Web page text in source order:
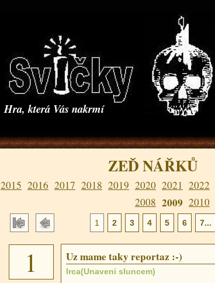
Hra, která Vás nakrmí
ZEĎ NÁŘKŮ
2022
2021
2020
2019
2018
2017
2016
2015
2010
2009
2008
1 2 3 4 5 6 7...
1 Uz mame taky reportaz :-)
Irca(Unaveni sluncem)